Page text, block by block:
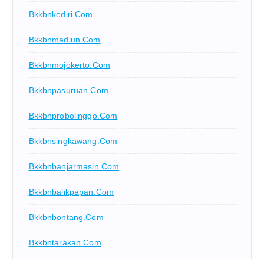
Bkkbnkediri.com
Bkkbnmadiun.com
Bkkbnmojokerto.com
Bkkbnpasuruan.com
Bkkbnprobolinggo.com
Bkkbnsingkawang.com
Bkkbnbanjarmasin.com
Bkkbnbalikpapan.com
Bkkbnbontang.com
Bkkbntarakan.com